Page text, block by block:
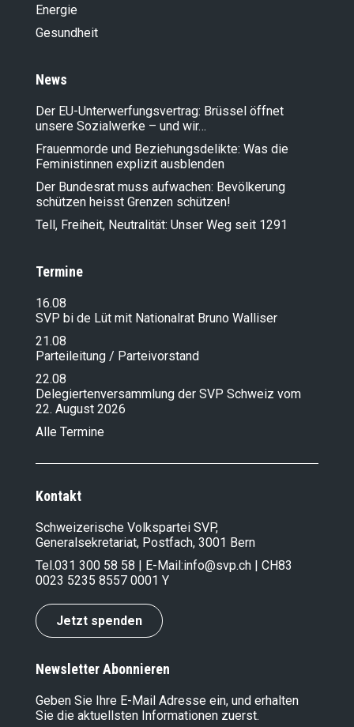
Energie
Gesundheit
News
Der EU-Unterwerfungsvertrag: Brüssel öffnet
unsere Sozialwerke – und wir…
Frauenmorde und Beziehungsdelikte: Was die
Feministinnen explizit ausblenden
Der Bundesrat muss aufwachen: Bevölkerung
schützen heisst Grenzen schützen!
Tell, Freiheit, Neutralität: Unser Weg seit 1291
Termine
16.08
SVP bi de Lüt mit Nationalrat Bruno Walliser
21.08
Parteileitung / Parteivorstand
22.08
Delegiertenversammlung der SVP Schweiz vom
22. August 2026
Alle Termine
Kontakt
Schweizerische Volkspartei SVP,
Generalsekretariat, Postfach, 3001 Bern
Tel.031 300 58 58 | E-Mail:info@svp.ch | CH83
0023 5235 8557 0001 Y
Jetzt spenden
Newsletter Abonnieren
Geben Sie Ihre E-Mail Adresse ein, und erhalten
Sie die aktuellsten Informationen zuerst.